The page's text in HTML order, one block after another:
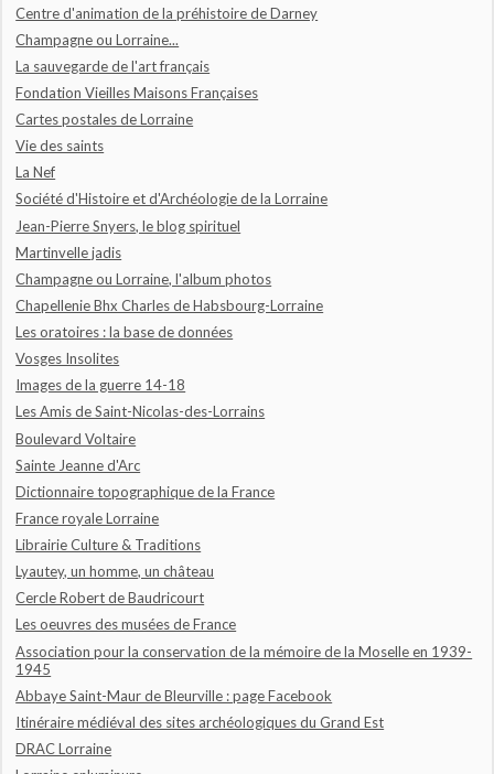
Centre d'animation de la préhistoire de Darney
Champagne ou Lorraine...
La sauvegarde de l'art français
Fondation Vieilles Maisons Françaises
Cartes postales de Lorraine
Vie des saints
La Nef
Société d'Histoire et d'Archéologie de la Lorraine
Jean-Pierre Snyers, le blog spirituel
Martinvelle jadis
Champagne ou Lorraine, l'album photos
Chapellenie Bhx Charles de Habsbourg-Lorraine
Les oratoires : la base de données
Vosges Insolites
Images de la guerre 14-18
Les Amis de Saint-Nicolas-des-Lorrains
Boulevard Voltaire
Sainte Jeanne d'Arc
Dictionnaire topographique de la France
France royale Lorraine
Librairie Culture & Traditions
Lyautey, un homme, un château
Cercle Robert de Baudricourt
Les oeuvres des musées de France
Association pour la conservation de la mémoire de la Moselle en 1939-
1945
Abbaye Saint-Maur de Bleurville : page Facebook
Itinéraire médiéval des sites archéologiques du Grand Est
DRAC Lorraine